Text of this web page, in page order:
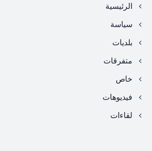
الرئيسية
سياسة
بلديات
متفرقات
خاص
فيديوهات
لقاءات